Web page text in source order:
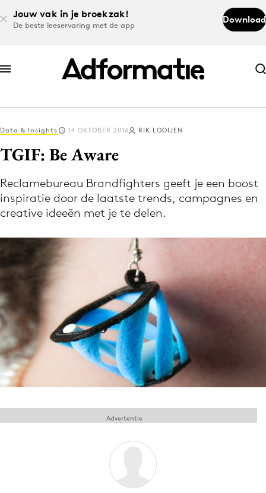
Jouw vak in je broekzak!
De beste leeservaring met de app
Download
Abonneer nu
Abonneer nu
Log in
Download de app
Volg het laatste nieuws via de Adformatie
Nieuws app
Menu
Home
9 sept: GenAI-training
12 nov: MarketingLive!
Adverteren
Events
Opleidingen
Data & Insights 14 OKTOBER 2016 RIK LOOIJEN
TGIF: Be Aware
Reclamebureau Brandfighters geeft je een boost
inspiratie door de laatste trends, campagnes en
creative ideeën met je te delen.
Advertentie